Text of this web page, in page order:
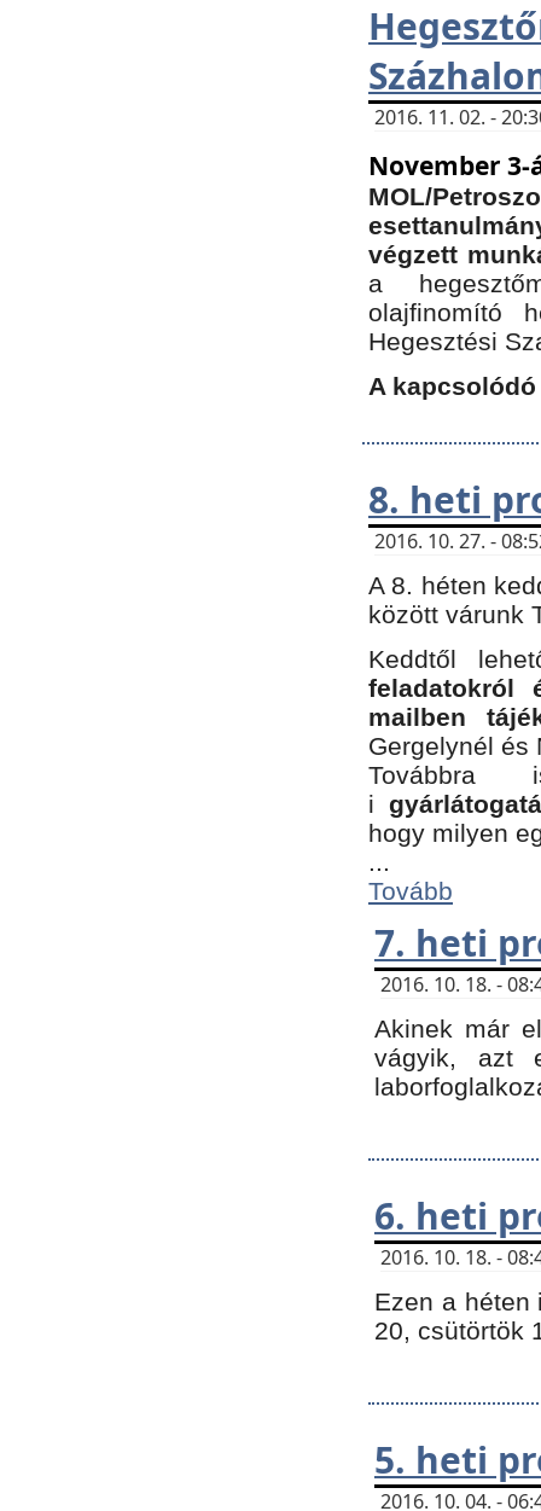
2016. 11. 02. -
November
MOL/
végzett
a
olajfinomító
Hegesztési
A
8. heti
2016. 10. 27. -
A 8. héten
között várunk
Keddtől
feladatokról
mailben
Gergelynél és
Továbbra
i
hogy milyen
...
Tovább
7. heti
2016. 10. 18. -
Akinek már
vágyik, azt
6. heti
2016. 10. 18. -
Ezen a héten
20, csütörtök
5. heti
2016. 10. 04. -